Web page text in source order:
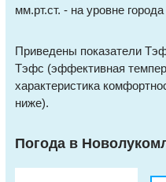
мм.рт.ст. - на уровне
Приведены показатели
Тэфс (эффективная
характеристика
ниже).
Погода в